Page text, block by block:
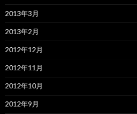
2013年3月
2013年2月
2012年12月
2012年11月
2012年10月
2012年9月